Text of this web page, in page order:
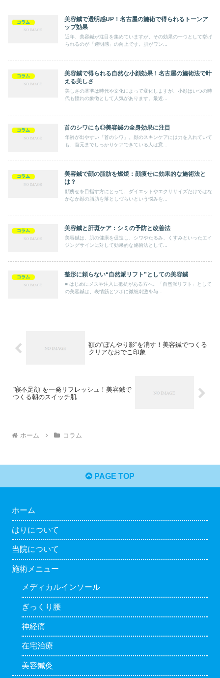
コラム
美容鍼で透明感UP！名古屋の施術で得られるトーンア
ップ効果
近年、美容鍼が注目を集めていますが、その効果の一つとして挙げ
られるのが「透明感」の向上です。肌がワン...
コラム
美容鍼で得られる自然な小顔効果！名古屋の施術法で叶
える美しさ
美しさの基準は時代や文化によって変化しますが、小顔はいつの時
代も憧れの象徴として人気があります。最近...
コラム 首のシワにも◎美容鍼の全身効果に注目
年齢が出やすい「首のシワ」。顔のスキンケアには力を入れていて
も、首元までしっかりケアできている人は意...
コラム
美容鍼で顔の脂肪を燃焼：顔痩せに効果的な施術法と
は？
顔痩せを目指す方にとって、ダイエットやエクササイズだけではな
かなか顔の脂肪を落としづらいという悩みを...
コラム 美容鍼と肝斑ケア：シミの予防と改善法
美容鍼は、肌の健康を促進し、シワやたるみ、くすみといったエイ
ジングサインに対して効果的な施術法として...
コラム 整形に頼らない“自然派リフト”としての美容鍼
■ はじめにメスや注入に抵抗がある方へ。「自然派リフト」として
の美容鍼は、表情筋とツボに微細刺激を与...
額の“ぼんやり影”を消す！美容鍼でつくる
クリアなおでこ印象
“寝不足顔”を一発リフレッシュ！美容鍼で
つくる朝のスイッチ肌
ホーム コラム
PAGE TOP
ホーム
はりについて
当院について
施術メニュー
メディカルインソール
ぎっくり腰
神経痛
在宅治療
美容鍼灸